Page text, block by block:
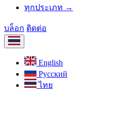
ทุกประเภท →
บล็อก ติดต่อ
English
Русский
ไทย